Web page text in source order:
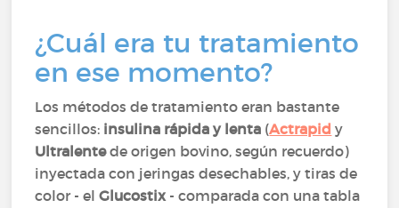
¿Cuál era tu tratamiento
en ese momento?
Los métodos de tratamiento eran bastante
sencillos: insulina rápida y lenta (Actrapid y
Ultralentede origen bovino, según recuerdo)
inyectada con jeringas desechables, y tiras de
color - elGlucostix- comparada con una tabla